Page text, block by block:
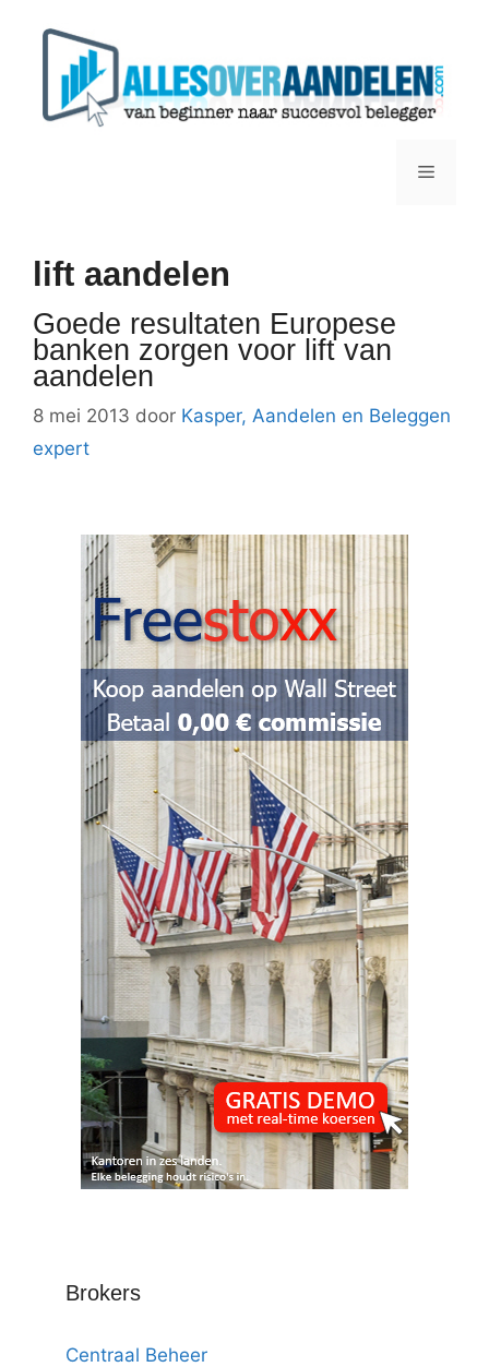
Menu
lift aandelen
Goede resultaten Europese
banken zorgen voor lift van
aandelen
8 mei 2013 door Kasper, Aandelen en Beleggen
expert
Brokers
Centraal Beheer